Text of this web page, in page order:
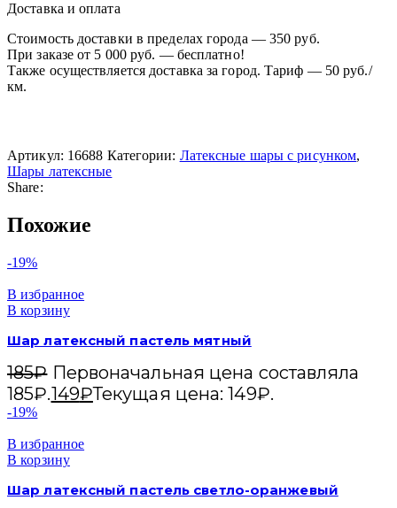
Доставка и оплата
Стоимость доставки в пределах города — 350 руб.
При заказе от 5 000 руб. — бесплатно!
Также осуществляется доставка за город. Тариф — 50 руб./
км.
Артикул: 16688 Категории: Латексные шары с рисунком,
Шары латексные
Share:
Похожие
-19%
В избранное
В корзину
Шар латексный пастель мятный
185₽ Первоначальная цена составляла
185₽.149₽Текущая цена: 149₽.
-19%
В избранное
В корзину
Шар латексный пастель светло-оранжевый